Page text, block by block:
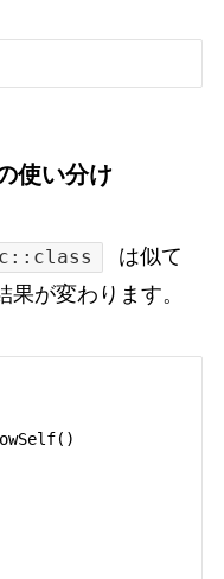
使い分け
は似て
が変わります。